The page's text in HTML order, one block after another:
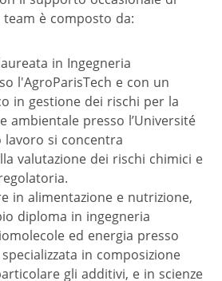
è composto da:
in Ingegneria
l'AgroParisTech e con un
in gestione dei rischi per la
ambientale presso l’Université
lavoro si concentra
valutazione dei rischi chimici e
in alimentazione e nutrizione,
diploma in ingegneria
ed energia presso
in composizione
gli additivi, e in scienze